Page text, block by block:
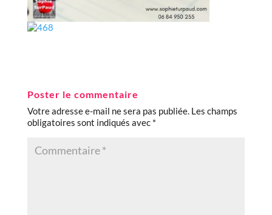
Poster le commentaire
Votre adresse e-mail ne sera pas publiée. Les champs
obligatoires sont indiqués avec *